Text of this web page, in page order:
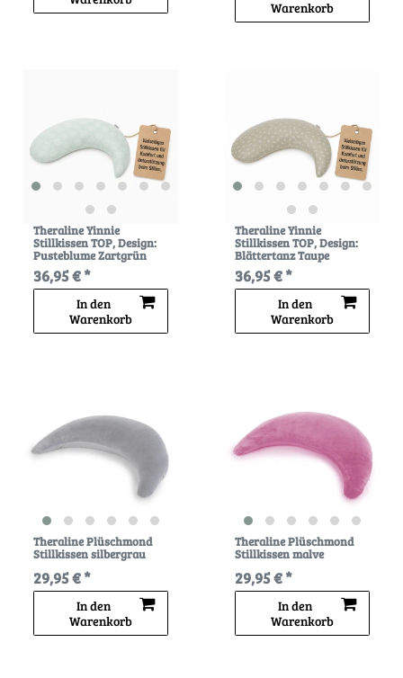
Warenkorb
Theraline Yinnie
Stillkissen TOP, Design:
Pusteblume Zartgrün
36,95 € *
In den
Warenkorb
Theraline Yinnie
Stillkissen TOP, Design:
Blättertanz Taupe
36,95 € *
In den
Warenkorb
Theraline Plüschmond
Stillkissen silbergrau
29,95 € *
In den
Warenkorb
Theraline Plüschmond
Stillkissen malve
29,95 € *
In den
Warenkorb